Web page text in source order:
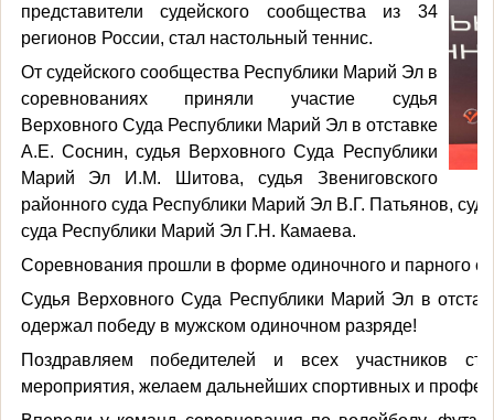
представители судейского сообщества из 34
регионов России, стал настольный теннис.
От судейского сообщества Республики Марий Эл в
соревнованиях приняли участие судья
Верховного Суда Республики Марий Эл в отставке
А.Е. Соснин, судья Верховного Суда Республики
Марий Эл И.М. Шитова, судья Звениговского
районного суда Республики Марий Эл В.Г. Патьянов,
суда Республики Марий Эл Г.Н. Камаева.
Соревнования прошли в форме одиночного и парного
Судья Верховного Суда Республики Марий Эл в
одержал победу в мужском одиночном разряде!
Поздравляем победителей и всех участников
мероприятия, желаем дальнейших спортивных и